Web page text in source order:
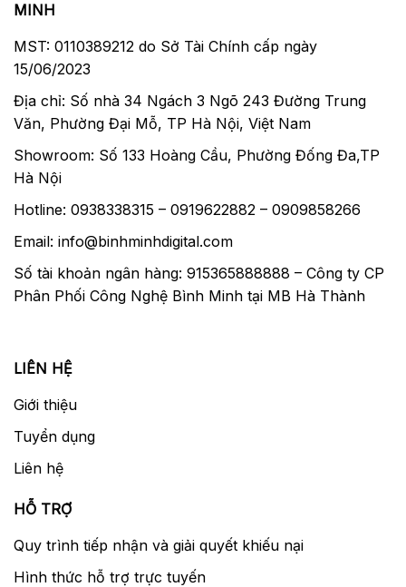
MINH
MST: 0110389212 do Sở Tài Chính cấp ngày
15/06/2023
Địa chỉ: Số nhà 34 Ngách 3 Ngõ 243 Đường Trung
Văn, Phường Đại Mỗ, TP Hà Nội, Việt Nam
Showroom: Số 133 Hoàng Cầu, Phường Đống Đa,TP
Hà Nội
Hotline: 0938338315 – 0919622882 – 0909858266
Email: info@binhminhdigital.com
Số tài khoản ngân hàng: 915365888888 – Công ty CP
Phân Phối Công Nghệ Bình Minh tại MB Hà Thành
LIÊN HỆ
Giới thiệu
Tuyển dụng
Liên hệ
HỖ TRỢ
Quy trình tiếp nhận và giải quyết khiếu nại
Hình thức hỗ trợ trực tuyến